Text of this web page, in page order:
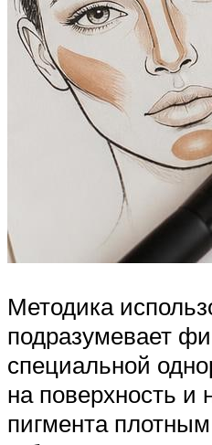
Методика
подразумевает
специальной
на поверхность и
пигмента